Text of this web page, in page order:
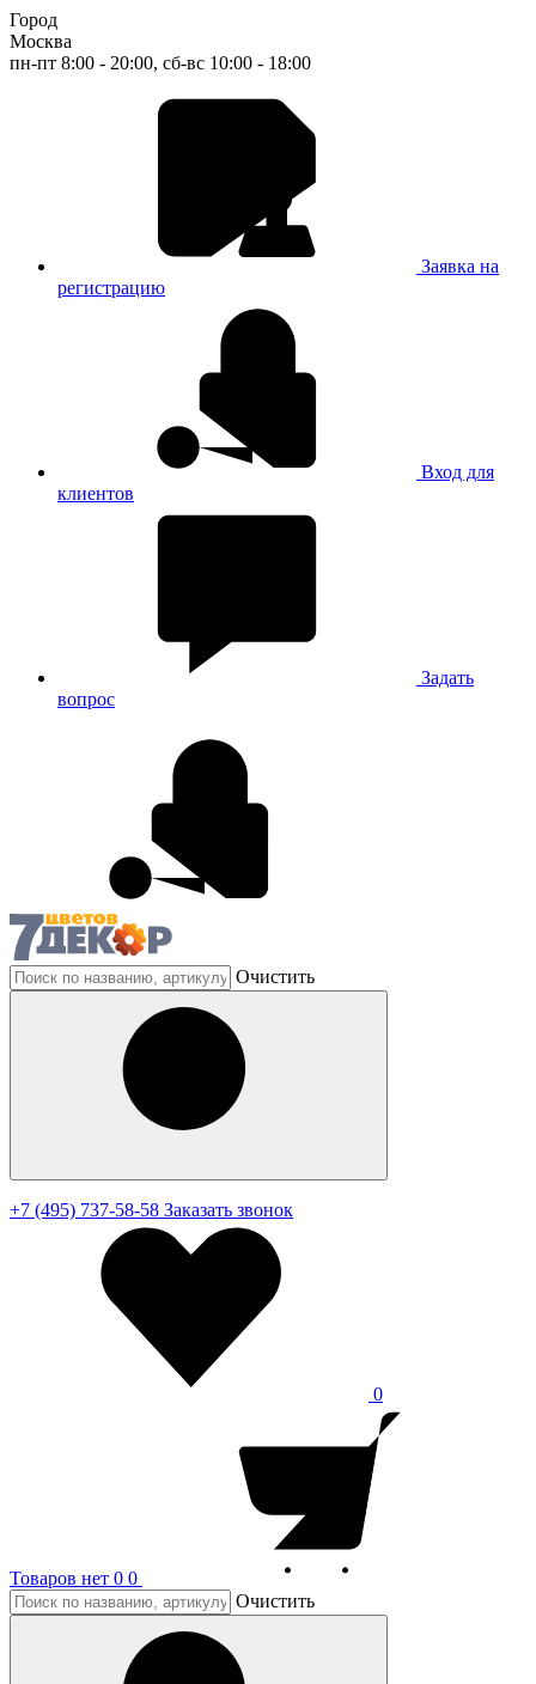
Город
Москва
пн-пт 8:00 - 20:00, сб-вс 10:00 - 18:00
Заявка на
регистрацию
Вход для
клиентов
Задать
вопрос
Очистить
+7 (495) 737-58-58 Заказать звонок
0
Товаров нет 0 0
Очистить